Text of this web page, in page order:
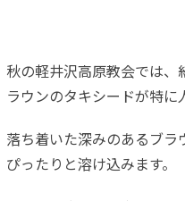
秋の軽井沢高原教会では、
ラウンのタキシードが特に
落ち着いた深みのあるブラ
ぴったりと溶け込みます。